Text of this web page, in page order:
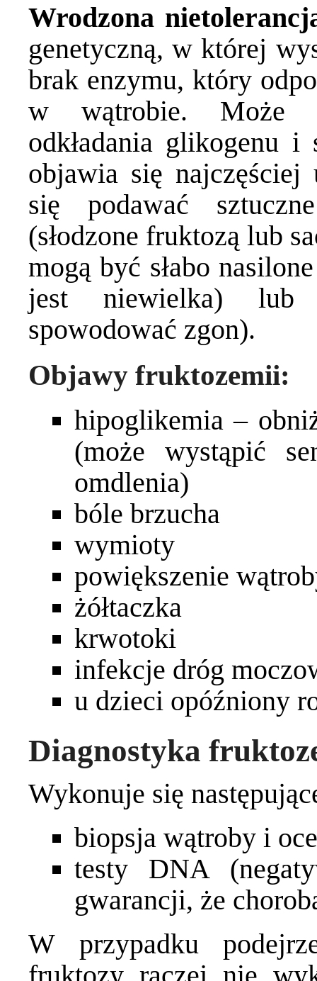
Wrodzona
genetyczną, w której
brak enzymu, który
w wątrobie. Może
odkładania glikogenu
objawia się
się podawać
(słodzone fruktozą lub
mogą być słabo
jest niewielka) lub
spowodować zgon).
Objawy fruktozemii:
hipoglikemia –
(może wystąpić
omdlenia)
bóle brzucha
wymioty
powiększenie
żółtaczka
krwotoki
infekcje dróg
u dzieci opóźniony
Diagnostyka
Wykonuje się
biopsja wątroby i
testy DNA
gwarancji, że
W przypadku